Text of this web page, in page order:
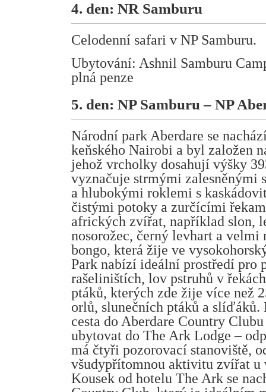
4. den: NR Samburu
Celodenní safari v NP Samburu.
Ubytování: Ashnil Samburu
plná penze
5. den: NP Samburu – NP
Národní park Aberdare se
keňského Nairobi a byl založen
jehož vrcholky dosahují výšky
vyznačuje strmými zalesněnými
a hlubokými roklemi s
čistými potoky a zurčícími
afrických zvířat, například slon,
nosorožec, černý levhart a velmi
bongo, která žije ve
Park nabízí ideální prostředí pro
rašeliništích, lov pstruhů v
ptáků, kterých zde žije více než
orlů, slunečních ptáků a slíďáků.
cesta do Aberdare Country
ubytovat do The Ark Lodge –
má čtyři pozorovací stanoviště,
všudypřítomnou aktivitu zvířat u
Kousek od hotelu The Ark se